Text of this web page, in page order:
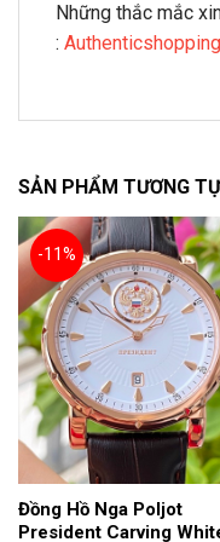
Những thắc mắc
:
SẢN PHẨM TƯƠNG TỰ
-11%
Đồng Hồ Nga Poljot
President Carving